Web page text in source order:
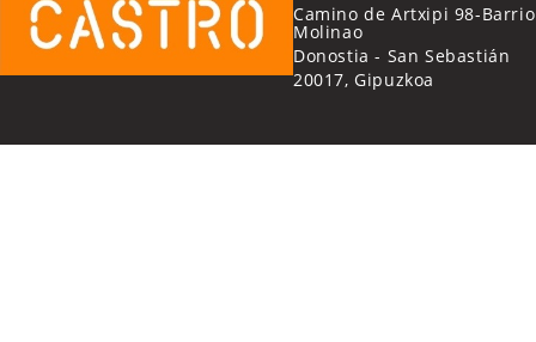
Camino de Artxipi 98-Barrio
Molinao
Donostia - San Sebastián
20017, Gipuzkoa